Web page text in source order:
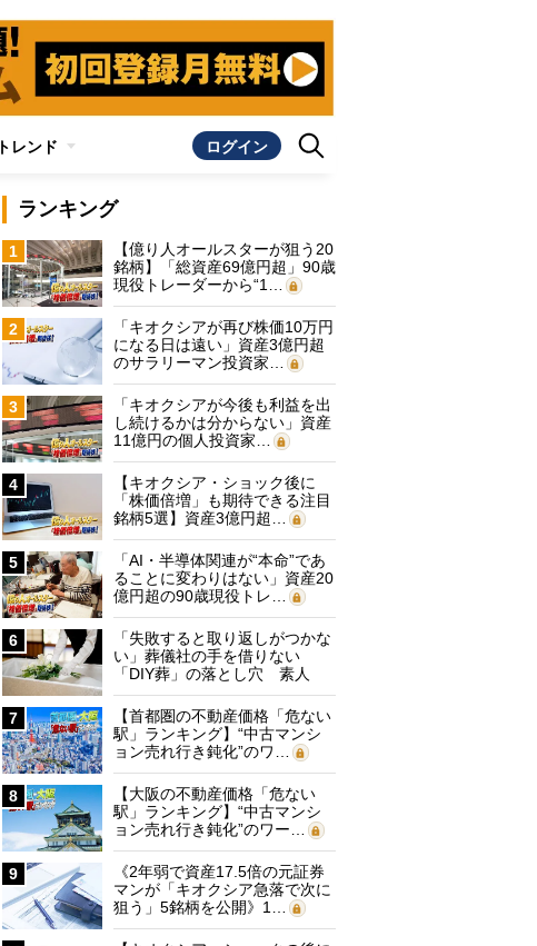
トレンド ログイン
ランキング
1
【億り人オールスターが狙う20
銘柄】「総資産69億円超」90歳
現役トレーダーから“1…
2
「キオクシアが再び株価10万円
になる日は遠い」資産3億円超
のサラリーマン投資家…
3
「キオクシアが今後も利益を出
し続けるかは分からない」資産
11億円の個人投資家…
4
【キオクシア・ショック後に
「株価倍増」も期待できる注目
銘柄5選】資産3億円超…
5
「AI・半導体関連が“本命”であ
ることに変わりはない」資産20
億円超の90歳現役トレ…
6
「失敗すると取り返しがつかな
い」葬儀社の手を借りない
「DIY葬」の落とし穴 素人
に…
7
【首都圏の不動産価格「危ない
駅」ランキング】“中古マンシ
ョン売れ行き鈍化”のワ…
8
【大阪の不動産価格「危ない
駅」ランキング】“中古マンシ
ョン売れ行き鈍化”のワー…
9
《2年弱で資産17.5倍の元証券
マンが「キオクシア急落で次に
狙う」5銘柄を公開》1…